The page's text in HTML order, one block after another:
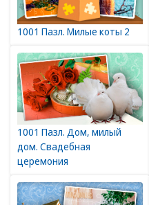
1001 Пазл. Милые коты 2
1001 Пазл. Дом, милый
дом. Свадебная
церемония